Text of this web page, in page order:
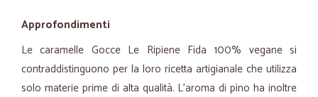
Approfondimenti
Le caramelle Gocce Le Ripiene Fida 100% vegane si
contraddistinguono per la loro ricetta artigianale che utilizza
solo materie prime di alta qualità. L'aroma di pino ha inoltre